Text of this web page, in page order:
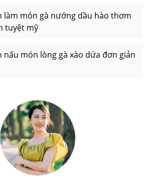
làm món gà nướng dầu hào thơm
tuyệt mỹ
nấu món lòng gà xào dứa đơn giản